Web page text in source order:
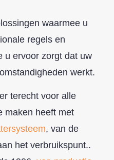
waarmee u
regels en
u ervoor zorgt dat uw
werkt.
terecht voor alle
maken heeft met
, van de
het verbruikspunt..